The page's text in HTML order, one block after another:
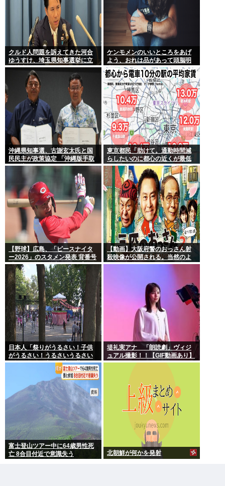
クルド人問題を訴えてきた河合
ゆうすけ、埼玉県知事選挙に立
候補表明www
ケンモメンのいいところをあげ
よう、おれは品があって頭脳明
晰だとおもう
沖縄県知事選、古謝玄太氏と国
民民主が政策協定 「沖縄版手取
りを増やす政策」など5項目
東京都民「助けて。通勤時間減
らしたいのに都心の近くが最低
10万払わないと住めないの」
【野球】広島、「ピースナイタ
ー2026」のスタメン発表 背番号
「86」で統一 秋山がカープ移籍
後初の4番 小園は6番
【動画】大阪府警のおっさん射
殺映像が公開される。当然のよ
うに無抵抗だったことが発覚
日本人「祭りがうるさい！子供
がうるさい！うるさいうるさい
うるさい！日本を無音の世界に
堤礼実アナ 「朗読劇」ヴィジ
ュアル撮影！！【GIF動画あり】
富士登山ツアー中に64歳男性死
亡 8合目付近で意識失う
北朝鮮が何かを発射